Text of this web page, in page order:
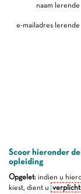
naam lerende
e-mailadres lerende
Scoor hieronder
opleiding
Opgelet: indien u
kiest, dient u verplicht